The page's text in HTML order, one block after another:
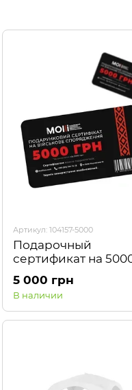
Артикул: 104157-5000
Подарочный
сертификат на
ГРН
5 000 грн
В наличии